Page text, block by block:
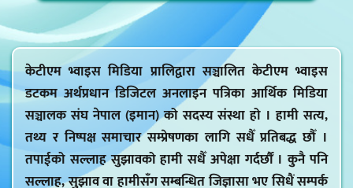
केटीएम भ्वाइस मिडिया प्रालिद्वारा सञ्चालित केटीएम भ्वाइस
डटकम अर्थप्रधान डिजिटल अनलाइन पत्रिका आर्थिक मिडिया
सञ्चालक संघ नेपाल (इमान) को सदस्य संस्था हो । हामी सत्य,
तथ्य र निष्पक्ष समाचार सम्प्रेषणका लागि सधैँ प्रतिबद्ध छौँ ।
तपाईको सल्लाह सुझावको हामी सधैँ अपेक्षा गर्दर्छौं । कुनै पनि
सल्लाह, सुझाव वा हामीसँग सम्बन्धित जिज्ञासा भए सिधैं सम्पर्क